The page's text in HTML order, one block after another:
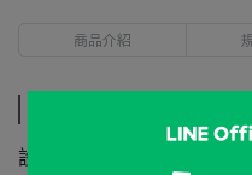
商品介紹
設計用於與 Orea 濾杯完美